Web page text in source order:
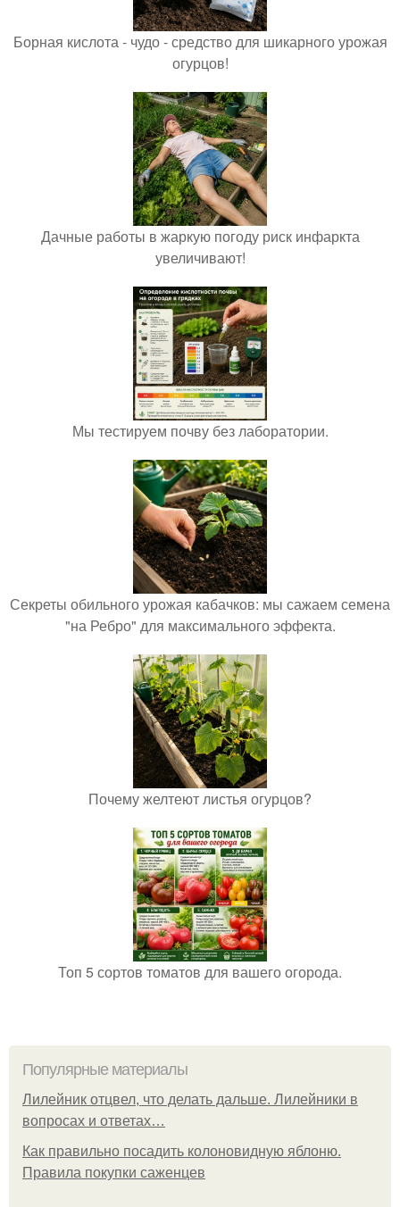
Борная кислота - чудо - средство для шикарного урожая
огурцов!
Дачные работы в жаркую погоду риск инфаркта
увеличивают!
Мы тестируем почву без лаборатории.
Секреты обильного урожая кабачков: мы сажаем семена
"на Ребро" для максимального эффекта.
Почему желтеют листья огурцов?
Топ 5 сортов томатов для вашего огорода.
Популярные материалы
Лилейник отцвел, что делать дальше. Лилейники в
вопросах и ответах…
Как правильно посадить колоновидную яблоню.
Правила покупки саженцев